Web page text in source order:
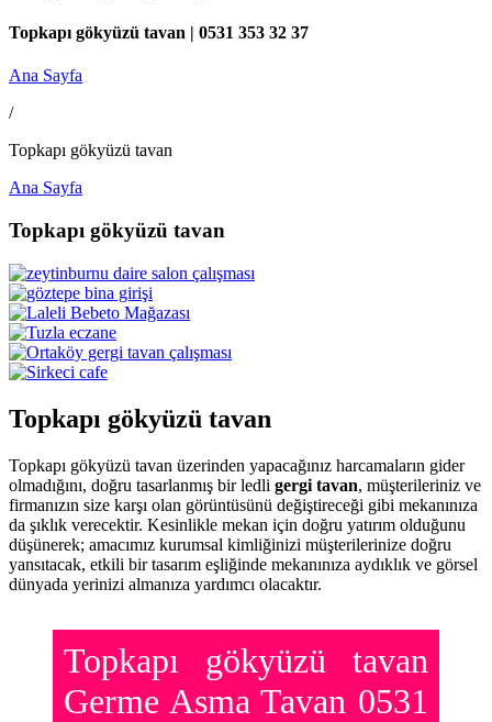
Topkapı gökyüzü tavan | 0531 353 32 37
Ana Sayfa
/
Topkapı gökyüzü tavan
Ana Sayfa
Topkapı gökyüzü tavan
Topkapı gökyüzü tavan
Topkapı gökyüzü tavan üzerinden yapacağınız harcamaların gider
olmadığını, doğru tasarlanmış bir ledli gergi tavan, müşterileriniz ve
firmanızın size karşı olan görüntüsünü değiştireceği gibi mekanınıza
da şıklık verecektir. Kesinlikle mekan için doğru yatırım olduğunu
düşünerek; amacımız kurumsal kimliğinizi müşterilerinize doğru
yansıtacak, etkili bir tasarım eşliğinde mekanınıza aydıklık ve görsel
dünyada yerinizi almanıza yardımcı olacaktır.
Topkapı gökyüzü tavan
Germe Asma Tavan 0531